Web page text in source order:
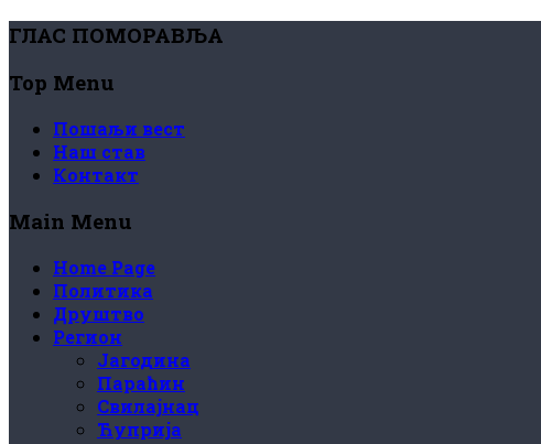
ГЛАС ПОМОРАВЉА
Top Menu
Пошаљи вест
Наш став
Контакт
Main Menu
Home Page
Политика
Друштво
Регион
Јагодина
Параћин
Свилајнац
Ћуприја